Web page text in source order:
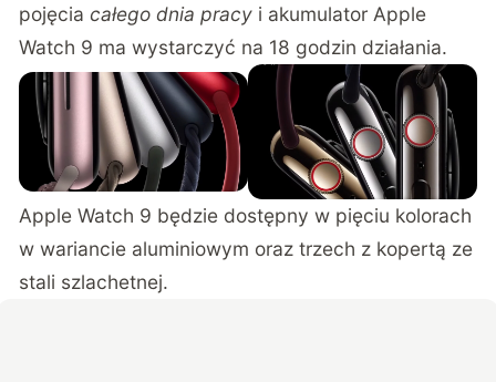
pojęciacałego dnia pracy i akumulator Apple
Watch 9 ma wystarczyć na 18 godzin działania.
Apple Watch 9 będzie dostępny w pięciu kolorach
w wariancie aluminiowym oraz trzech z kopertą ze
stali szlachetnej.